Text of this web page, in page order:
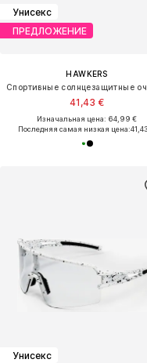
Унисекс
ПРЕДЛОЖЕНИЕ
HAWKERS
41,43 €
Изначальная цена: 64,99 €
Последняя самая низкая цена:
Унисекс